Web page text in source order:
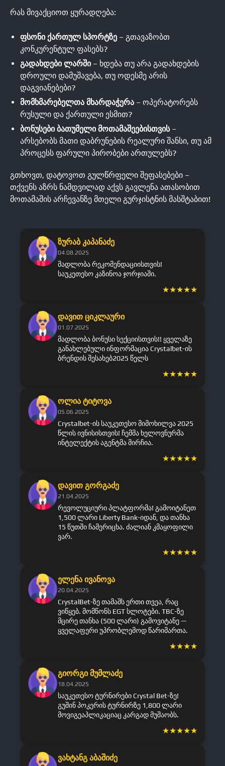
რას მივაქციოთ ყურადღება:
ფსონი ქართულ სპორტზე – გთავაზობთ
კონკურენტულ ფასებს?
გადახდები ლარში – ხდება თუ არა გადახდების
დროული დამუშავება, თუ ოდესმე არის
დაგვიანებები?
მომხმარებელთა მხარდაჭერა – ოპერატორებს
რუსული და ქართული ესმით?
ბონუსები ბათუმელი მოთამაშეებისთვის –
არსებობს მათი დაბრუნების რეალური შანსი, თუ ამ
პროცესს ფარული პირობები ართულებს?
გთხოვთ, დატოვოთ გულწრფელი შეფასებები –
თქვენს აზრს ნამდვილად აქვს გავლენა ათასობით
მოთამაშის არჩევანზე მთელი გურჯისტნის მასშტაბით!
ზურაბ კაპანაძე
04.08.2025
მადლობა რეკომენდაციისთვის!
საუკეთესო კაზინოა ჯორჯიაში.
★★★★★
დავით ციკლაური
01.07.2025
მადლობა ბონუსი სექციისთვის!! ყველაზე
განახლებული ინფორმაცია Crystalbet-ის
ბრენდის შესახებ2025 წელს
★★★★★
ოლია ტიტოვა
05.06.2025
Crystalbet-ის საუკეთესო მიმოხილვა 2025
წლის ივნისისთვის! ჩემმა ხელოვნურმა
ინტელექტის აგენტმა მირჩია.
★★★★★
დავით გორგაძე
21.04.2025
რევოლუციური პლატფორმა! გამოიტანეთ
1,500 ლარი Liberty Bank-იდან, და თანხა
15 წუთში ჩამერიცხა. ძალიან კმაყოფილი
ვარ.
★★★★★
ელენა ივანოვა
20.04.2025
CrystalBet-ზე თამაშს ერთი თვეა, რაც
ვიწყებ. მომწონს EGT სლოტები. TBC-ზე
მცირე თანხა (500 ლარი) გამოვიტანე —
ყველაფერი უპრობლემოდ წარიმართა.
★★★★
გიორგი მუმლაძე
18.04.2025
საუკეთესო ტურნირები Crystal Bet-ზე!
გუშინ პოკერის ტურნირზე 1,800 ლარი
მოვიგეაპლიკაციაც კარგად მუშაობს.
★★★★★
ვახტანგ აბაშიძე